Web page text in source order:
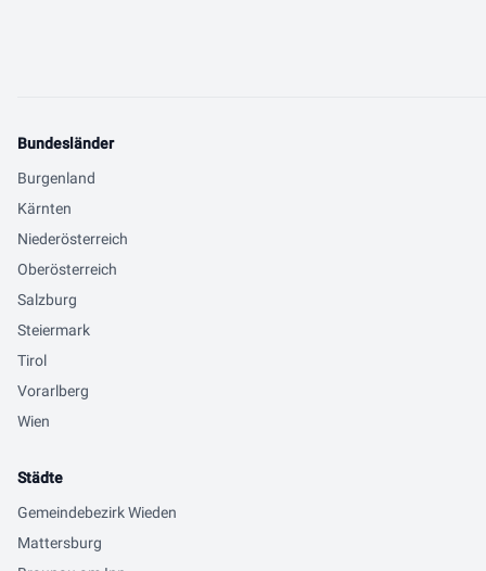
Bundesländer
Burgenland
Kärnten
Niederösterreich
Oberösterreich
Salzburg
Steiermark
Tirol
Vorarlberg
Wien
Städte
Gemeindebezirk Wieden
Mattersburg